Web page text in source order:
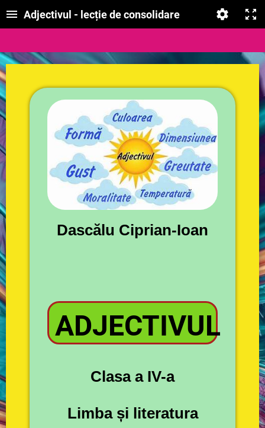
Adjectivul - lecție de consolidare
Dascălu Ciprian-Ioan
ADJECTIVUL
Clasa a IV-a
Limba și literatura